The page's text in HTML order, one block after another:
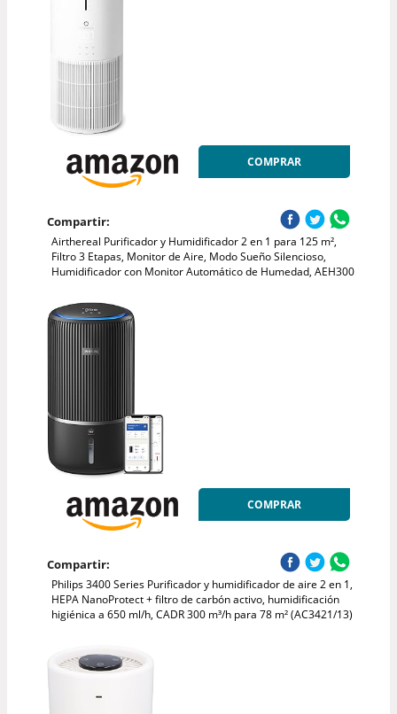
COMPRAR
Compartir:
Airthereal Purificador y Humidificador 2 en 1 para 125 m²,
Filtro 3 Etapas, Monitor de Aire, Modo Sueño Silencioso,
Humidificador con Monitor Automático de Humedad, AEH300
COMPRAR
Compartir:
Philips 3400 Series Purificador y humidificador de aire 2 en 1,
HEPA NanoProtect + filtro de carbón activo, humidificación
higiénica a 650 ml/h, CADR 300 m³/h para 78 m² (AC3421/13)